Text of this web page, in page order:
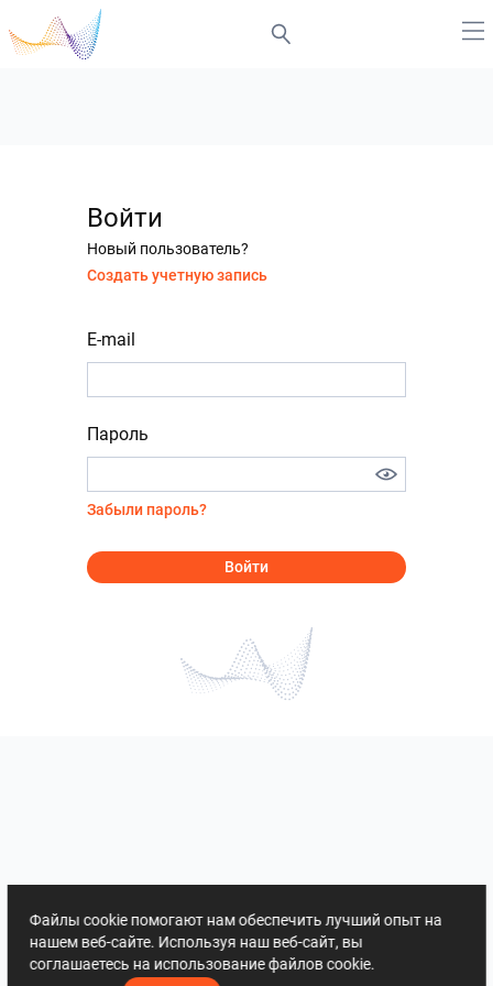
Войти
Новый пользователь?
Создать учетную запись
E-mail
Пароль
Забыли пароль?
Войти
Файлы cookie помогают нам обеспечить лучший опыт на
нашем веб-сайте. Используя наш веб-сайт, вы
соглашаетесь на использование файлов cookie.